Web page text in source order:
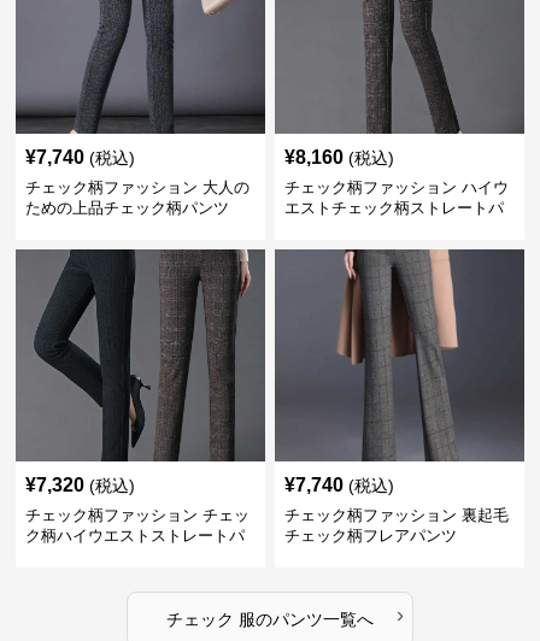
¥7,740 (税込)
チェック柄ファッション 大人の
ための上品チェック柄パンツ
¥8,160 (税込)
チェック柄ファッション ハイウ
エストチェック柄ストレートパ
¥7,320 (税込)
チェック柄ファッション チェッ
ク柄ハイウエストストレートパ
¥7,740 (税込)
チェック柄ファッション 裏起毛
チェック柄フレアパンツ
チェック 服のパンツ一覧へ ›